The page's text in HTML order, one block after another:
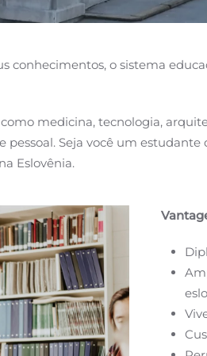
conhecimentos, o sistema
medicina, tecnologia,
Seja você um
Eslovênia.